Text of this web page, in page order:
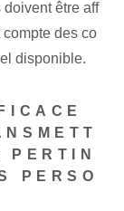
être aff
des co
disponible.
PERTIN
PERSO